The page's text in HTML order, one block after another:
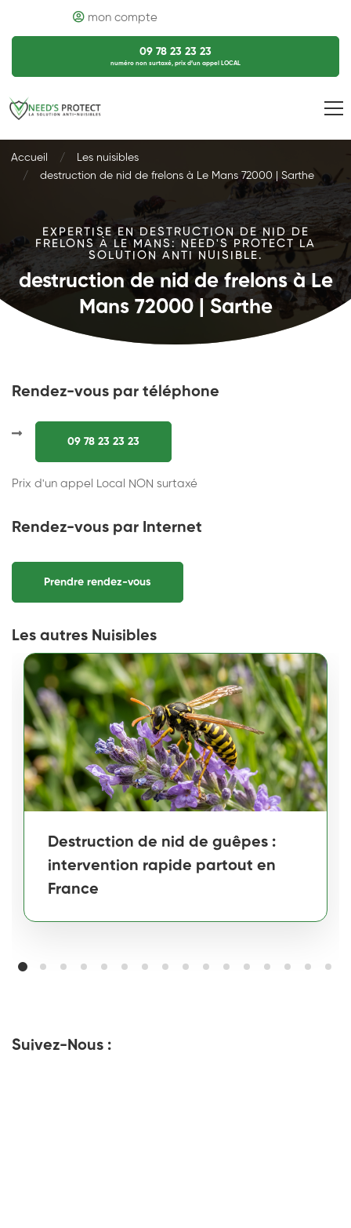
mon compte
09 78 23 23 23
numéro non surtaxé, prix d’un appel LOCAL
Accueil
Les nuisibles
destruction de nid de frelons à Le Mans 72000 | Sarthe
EXPERTISE EN DESTRUCTION DE NID DE
FRELONS À LE MANS: NEED'S PROTECT LA
SOLUTION ANTI NUISIBLE.
destruction de nid de frelons à Le
Mans 72000 | Sarthe
Rendez-vous par téléphone
09 78 23 23 23
Prix d'un appel Local NON surtaxé
Rendez-vous par Internet
Prendre rendez-vous
Les autres Nuisibles
Destruction de nid de guêpes :
intervention rapide partout en
France
Suivez-Nous :